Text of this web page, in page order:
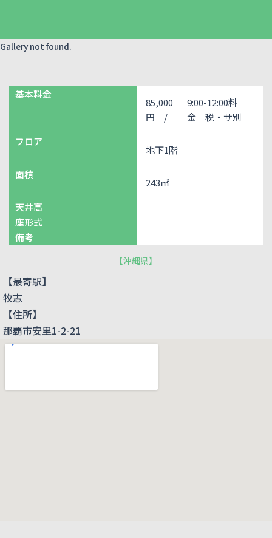
Gallery not found.
基本料金
85,000
円 /
9:00-12:00料
金 税・サ別
フロア
地下1階
面積
243㎡
天井高
座形式
備考
【沖縄県】
【最寄駅】
牧志
【住所】
那覇市安里1-2-21